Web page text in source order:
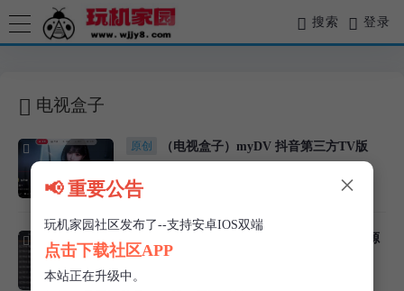
搜索 登录
电视盒子
原创 （电视盒子）myDV 抖音第三方TV版
玩机家园
（电视盒子）WebView电视清爽版-开源
玩机家园
×
📢 重要公告
玩机家园社区发布了--支持安卓IOS双端
点击下载社区APP
本站正在升级中。